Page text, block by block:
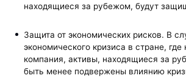
находящиеся за рубежом, будут
Защита от экономических рисков. В
экономического кризиса в стране, где
компания, активы, находящиеся за
быть менее подвержены влиянию